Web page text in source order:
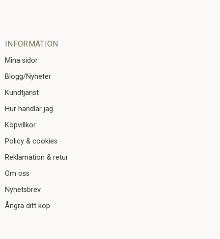
INFORMATION
Mina sidor
Blogg/Nyheter
Kundtjänst
Hur handlar jag
Köpvillkor
Policy & cookies
Reklamation & retur
Om oss
Nyhetsbrev
Ångra ditt köp